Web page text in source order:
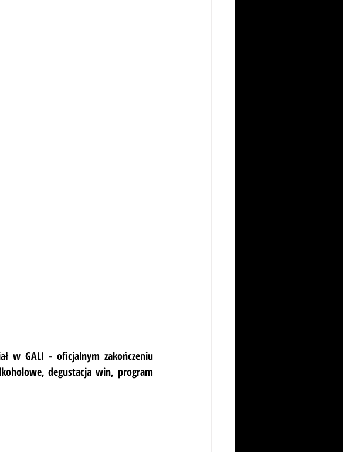
w GALI - oficjalnym zakończeniu
degustacja win, program